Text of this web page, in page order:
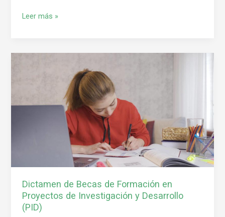
Leer más »
Dictamen de Becas de Formación en
Proyectos de Investigación y Desarrollo
(PID)